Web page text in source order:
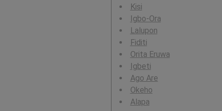
Kisi
Igbo-Ora
Lalupon
Fiditi
Orita Eruwa
Igbeti
Ago Are
Okeho
Alapa